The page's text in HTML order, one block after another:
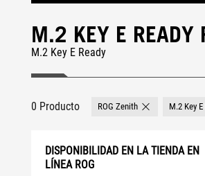
M.2 KEY E READY
M.2 Key E Ready
0 Producto ROG Zenith Remove ROG
M.2 Key E
DISPONIBILIDAD EN LA TIENDA EN
LÍNEA ROG